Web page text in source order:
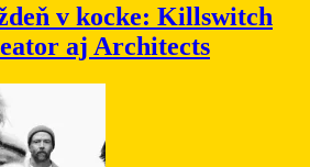
v kocke: Killswitch
aj Architects